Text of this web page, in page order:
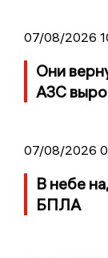
07/08/2026
Они
АЗС
07/08/2026
В небе
БПЛА